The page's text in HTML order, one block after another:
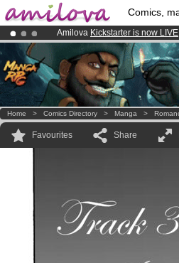
Comics,
Amilova Kickstarter is now LIVE
Already 100000membersand
Premium membership from
Home > Comics Directory > Manga >
Favourites Share